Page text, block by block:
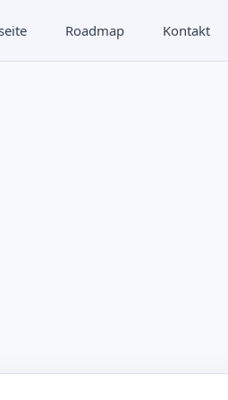
Roadmap Kontakt